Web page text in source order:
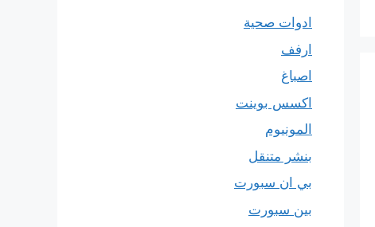
ادوات صحية
ارفف
اصباغ
اكسس بوينت
المونيوم
بنشر متنقل
بي ان سبورت
بين سبورت